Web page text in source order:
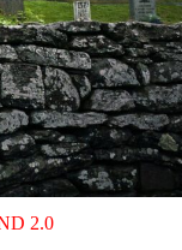
2.0